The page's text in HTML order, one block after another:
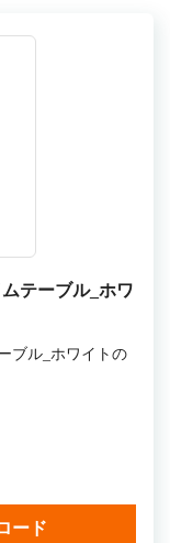
テーブル_ホワ
ブル_ホワイトの
ード